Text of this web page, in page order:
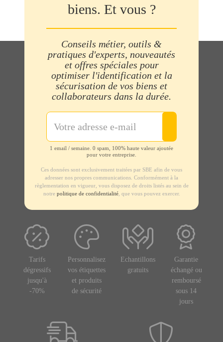
biens. Et vous ?
Conseils métier, outils &
pratiques d'experts, nouveautés
et offres spéciales pour
optimiser l'identification et la
sécurisation de vos biens et
collaborateurs dans la durée.
1 email / semaine. 0 spam, 100% haute valeur ajoutée
pour votre entreprise.
Ces données sont exclusivement traitées par SBE afin de vous
adresser nos propres communications. Conformément à la
règlementation en vigueur, vous disposez de droits listés au sein de
notre politique de confidentialité, que vous pouvez exercer.
Tarifs
dégressifs
jusqu'à
-70%
Personnalisez
vos étiquettes
et produits
de sécurité
Echantillons
gratuits
Garantie
échangé ou
remboursé
sous 14
jours